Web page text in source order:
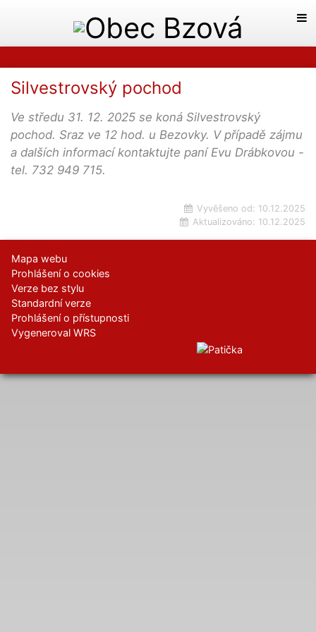
Silvestrovský pochod
Ve středu 31. 12. 2025 se koná Silvestrovský
pochod. Sraz ve 12 hod. u Bezovky. V případě zájmu
a dalších informací kontaktujte paní Evu Drábkovou -
tel. 732 949 715.
Vyvěšeno od: 10.12.2025
Aktualizováno: 10.12.2025
Mapa webu
Prohlášení o cookies
Verze bez stylu
Standardní verze
Prohlášení o přístupnosti
Vygeneroval WRS